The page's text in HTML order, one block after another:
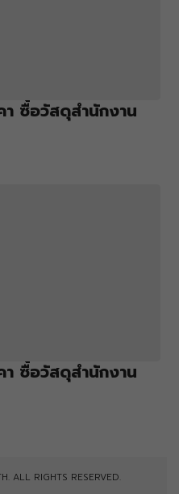
า ซื้อวัสดุสำนักงาน
า ซื้อวัสดุสำนักงาน
ALL RIGHTS RESERVED.